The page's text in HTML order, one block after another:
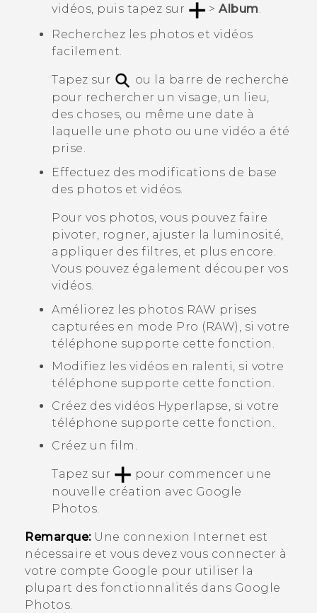
vidéos, puis tapez sur
> Album.
Recherchez les photos et vidéos
facilement.
Tapez sur
ou la barre de recherche
pour rechercher un visage, un lieu,
des choses, ou même une date à
laquelle une photo ou une vidéo a été
prise.
Effectuez des modifications de base
des photos et vidéos.
Pour vos photos, vous pouvez faire
pivoter, rogner, ajuster la luminosité,
appliquer des filtres, et plus encore.
Vous pouvez également découper vos
vidéos.
Améliorez les photos RAW prises
capturées en mode Pro (RAW) , si votre
téléphone supporte cette fonction.
Modifiez les vidéos en ralenti, si votre
téléphone supporte cette fonction.
Créez des vidéos Hyperlapse, si votre
téléphone supporte cette fonction.
Créez un film.
Tapez sur
pour commencer une
nouvelle création avec Google
Photos.
Remarque:Une connexion Internet est
nécessaire et vous devez vous connecter à
votre compte Google pour utiliser la
plupart des fonctionnalités dans Google
Photos.